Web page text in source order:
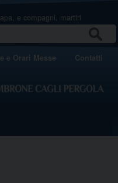
e compagni, martiri
e Orari Messe Contatti